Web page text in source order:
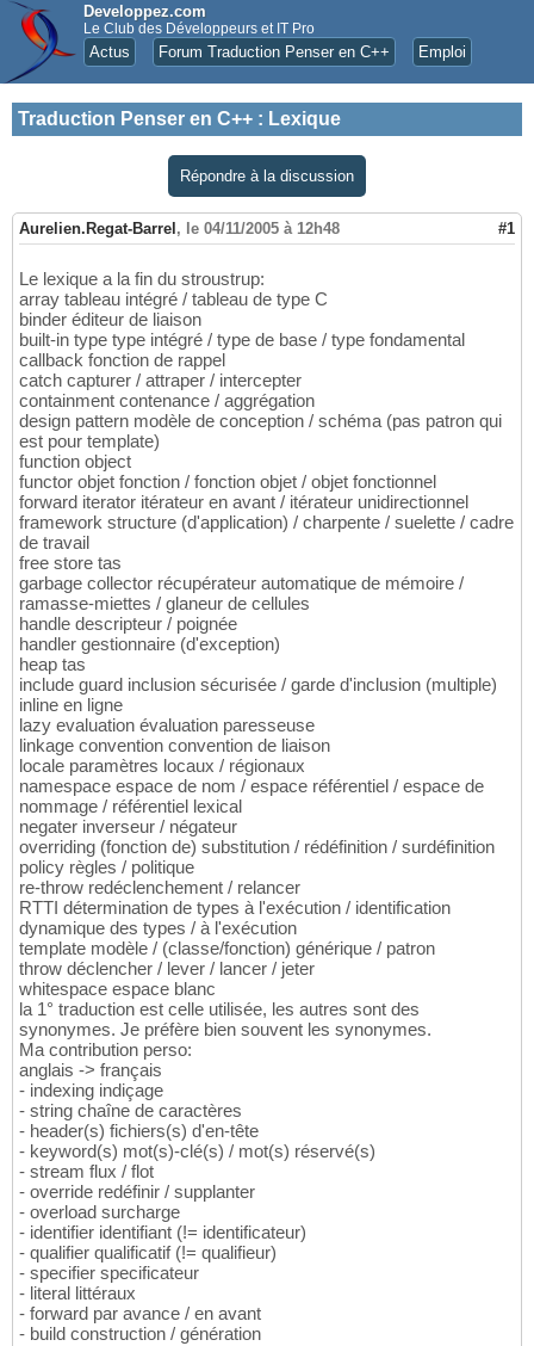
Developpez.com
Le Club des Développeurs et IT Pro
Actus Forum Traduction Penser en C++ Emploi
Traduction Penser en C++ : Lexique
Répondre à la discussion
Aurelien.Regat-Barrel , le 04/11/2005 à 12h48 #1
Le lexique a la fin du stroustrup:
array tableau intégré / tableau de type C
binder éditeur de liaison
built-in type type intégré / type de base / type fondamental
callback fonction de rappel
catch capturer / attraper / intercepter
containment contenance / aggrégation
design pattern modèle de conception / schéma (pas patron qui
est pour template)
function object
functor objet fonction / fonction objet / objet fonctionnel
forward iterator itérateur en avant / itérateur unidirectionnel
framework structure (d'application) / charpente / suelette / cadre
de travail
free store tas
garbage collector récupérateur automatique de mémoire /
ramasse-miettes / glaneur de cellules
handle descripteur / poignée
handler gestionnaire (d'exception)
heap tas
include guard inclusion sécurisée / garde d'inclusion (multiple)
inline en ligne
lazy evaluation évaluation paresseuse
linkage convention convention de liaison
locale paramètres locaux / régionaux
namespace espace de nom / espace référentiel / espace de
nommage / référentiel lexical
negater inverseur / négateur
overriding (fonction de) substitution / rédéfinition / surdéfinition
policy règles / politique
re-throw redéclenchement / relancer
RTTI détermination de types à l'exécution / identification
dynamique des types / à l'exécution
template modèle / (classe/fonction) générique / patron
throw déclencher / lever / lancer / jeter
whitespace espace blanc
la 1° traduction est celle utilisée, les autres sont des
synonymes. Je préfère bien souvent les synonymes.
Ma contribution perso:
anglais -> français
- indexing indiçage
- string chaîne de caractères
- header(s) fichiers(s) d'en-tête
- keyword(s) mot(s)-clé(s) / mot(s) réservé(s)
- stream flux / flot
- override redéfinir / supplanter
- overload surcharge
- identifier identifiant (!= identificateur)
- qualifier qualificatif (!= qualifieur)
- specifier specificateur
- literal littéraux
- forward par avance / en avant
- build construction / génération